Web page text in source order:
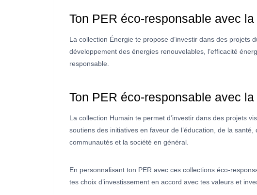
Ton PER éco-responsable avec
La collection Énergie te propose d’investir dans des projets
développement des énergies renouvelables, l’efficacité
responsable.
Ton PER éco-responsable avec
La collection Humain te permet d’investir dans des projets
soutiens des initiatives en faveur de l’éducation, de la
communautés et la société en général.
En personnalisant ton PER avec ces collections éco-
tes choix d’investissement en accord avec tes valeurs et